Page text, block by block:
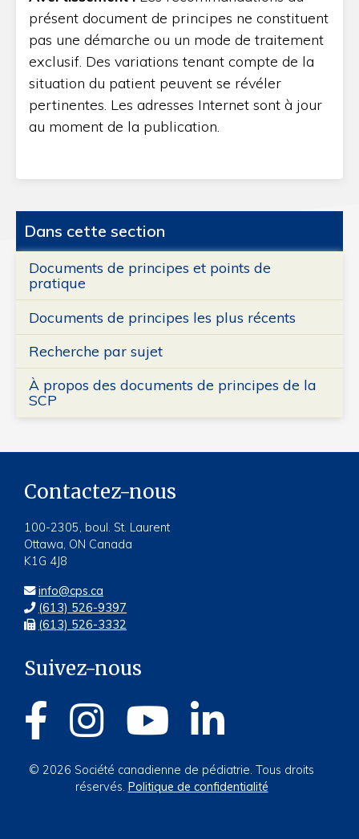
présent document de principes ne constituent
pas une démarche ou un mode de traitement
exclusif. Des variations tenant compte de la
situation du patient peuvent se révéler
pertinentes. Les adresses Internet sont à jour
au moment de la publication.
Dans cette section
Documents de principes et points de
pratique
Documents de principes les plus récents
Recherche par sujet
À propos des documents de principes de la
SCP
Contactez-nous
100-2305, boul. St. Laurent
Ottawa, ON Canada
K1G 4J8
info@cps.ca
(613) 526-9397
(613) 526-3332
© 2026 Société canadienne de pédiatrie. Tous droits
réservés. Politique de confidentialité
Suivez-nous